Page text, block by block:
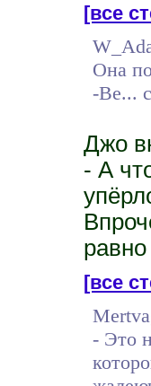
[все
Она
-Ве...
Джо
- А
[все
- Это